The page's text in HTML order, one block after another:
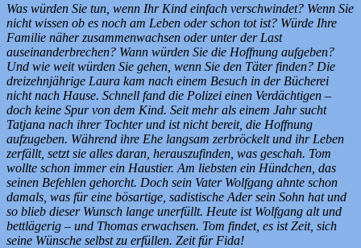
Was würden Sie tun, wenn Ihr Kind einfach verschwindet? Wenn Sie
nicht wissen ob es noch am Leben oder schon tot ist? Würde Ihre
Familie näher zusammenwachsen oder unter der Last
auseinanderbrechen? Wann würden Sie die Hoffnung aufgeben?
Und wie weit würden Sie gehen, wenn Sie den Täter finden? Die
dreizehnjährige Laura kam nach einem Besuch in der Bücherei
nicht nach Hause. Schnell fand die Polizei einen Verdächtigen –
doch keine Spur von dem Kind. Seit mehr als einem Jahr sucht
Tatjana nach ihrer Tochter und ist nicht bereit, die Hoffnung
aufzugeben. Während ihre Ehe langsam zerbröckelt und ihr Leben
zerfällt, setzt sie alles daran, herauszufinden, was geschah. Tom
wollte schon immer ein Haustier. Am liebsten ein Hündchen, das
seinen Befehlen gehorcht. Doch sein Vater Wolfgang ahnte schon
damals, was für eine bösartige, sadistische Ader sein Sohn hat und
so blieb dieser Wunsch lange unerfüllt. Heute ist Wolfgang alt und
bettlägerig – und Thomas erwachsen. Tom findet, es ist Zeit, sich
seine Wünsche selbst zu erfüllen. Zeit für Fida!